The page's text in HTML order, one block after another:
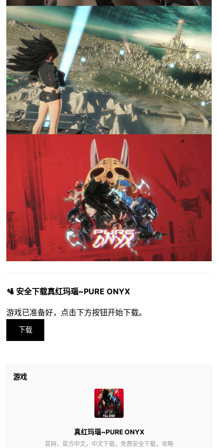
🛂 安全下载真红玛瑙~PURE ONYX
游戏已准备好，点击下方按钮开始下载。
下载
游戏
真红玛瑙~PURE ONYX
官网，官方中文，中文下载，免费安全下载，攻略